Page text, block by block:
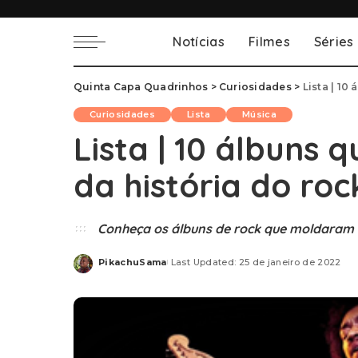
Notícias Filmes Séries
Quinta Capa Quadrinhos > Curiosidades> Lista | 10
Curiosidades Lista Música
Lista | 10 álbuns
da história do
Conheça os álbuns de rock que
Posted
PikachuSama Last Updated: 25 de janeiro de 2022